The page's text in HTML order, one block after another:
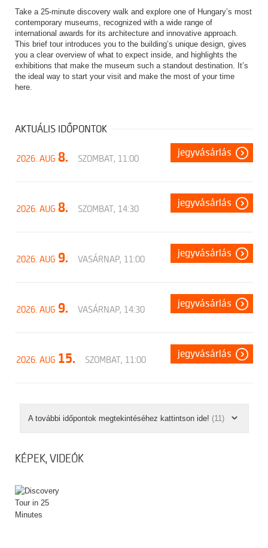
Take a 25‑minute discovery walk and explore one of Hungary’s most
contemporary museums, recognized with a wide range of
international awards for its architecture and innovative approach.
This brief tour introduces you to the building’s unique design, gives
you a clear overview of what to expect inside, and highlights the
exhibitions that make the museum such a standout destination. It’s
the ideal way to start your visit and make the most of your time
here.
AKTUÁLIS IDŐPONTOK
2026. AUG 8. SZOMBAT, 11:00
jegyvásárlás
2026. AUG 8. SZOMBAT, 14:30
jegyvásárlás
2026. AUG 9. VASÁRNAP, 11:00
jegyvásárlás
2026. AUG 9. VASÁRNAP, 14:30
jegyvásárlás
2026. AUG 15. SZOMBAT, 11:00
jegyvásárlás
A további időpontok megtekintéséhez kattintson ide! (11)
KÉPEK, VIDEÓK